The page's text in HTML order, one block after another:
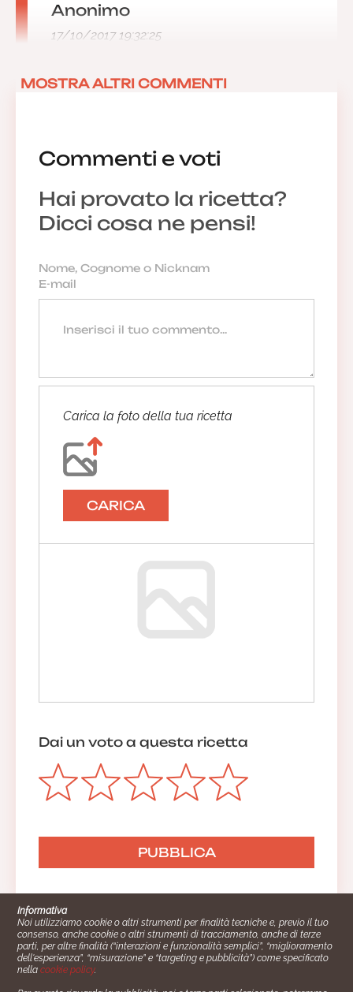
Commenti e voti
Hai provato la ricetta?
Dicci cosa ne pensi!
Carica la foto della tua ricetta
CARICA
Dai un voto a questa ricetta
Anonimo
17/10/2017 19:32:25
MOSTRA ALTRI COMMENTI
Informativa
Noi utilizziamo cookie o altri strumenti per finalità tecniche e, previo il tuo
consenso, anche cookie o altri strumenti di tracciamento, anche di terze
parti, per altre finalità (“interazioni e funzionalità semplici”, “miglioramento
dell'esperienza”, “misurazione” e “targeting e pubblicità”) come specificato
nellacookie policy.